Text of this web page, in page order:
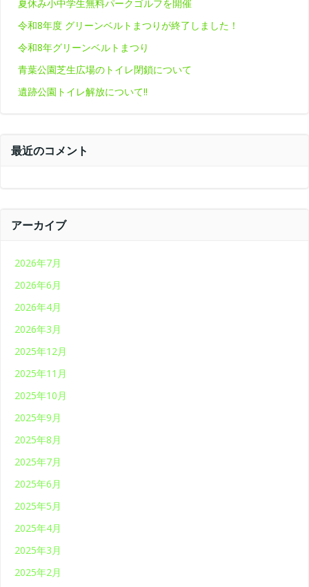
夏休み小中学生無料パークゴルフを開催
令和8年度 グリーンベルトまつりが終了しました！
令和8年グリーンベルトまつり
青葉公園芝生広場のトイレ閉鎖について
遺跡公園トイレ解放について‼
最近のコメント
アーカイブ
2026年7月
2026年6月
2026年4月
2026年3月
2025年12月
2025年11月
2025年10月
2025年9月
2025年8月
2025年7月
2025年6月
2025年5月
2025年4月
2025年3月
2025年2月